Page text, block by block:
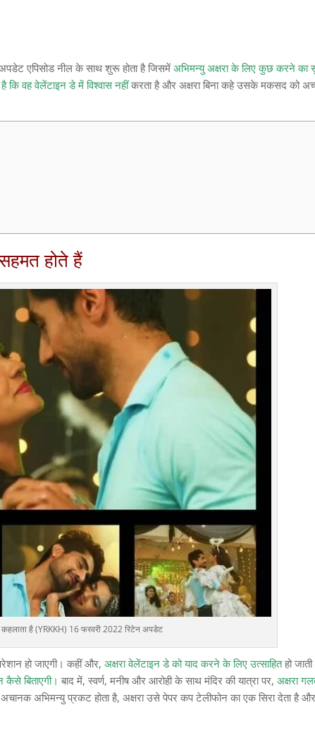
एपिसोड नील के साथ शुरू होता है जिसमेंअभिमन्यु अक्षरा के लिए कुछ करने का
कि वह वेलेंटाइन डे में विश्वास नहींकरता है और अक्षरा बिना कहे उसके मकसद को
होते हैं
कहलाता है (YRKKH) 16 फरवरी 2022 रिटेन अपडेट
हो जाएगी। कहीं और,अक्षरा वेलेंटाइन डे को याद करने के लिए उत्साहितहो
कैसे बिताएगी। बाद में, स्वर्ण, मनीष और आरोही के साथ मंदिर की यात्रा पर,अक्षरा
अभिमन्यु प्रकट होता है, अक्षरा उसे पेपर कप टेलीफोन का एक सिरा देता है